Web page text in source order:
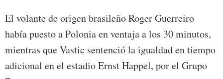
El volante de origen brasileño Roger Guerreiro
había puesto a Polonia en ventaja a los 30 minutos,
mientras que Vastic sentenció la igualdad en tiempo
adicional en el estadio Ernst Happel, por el Grupo